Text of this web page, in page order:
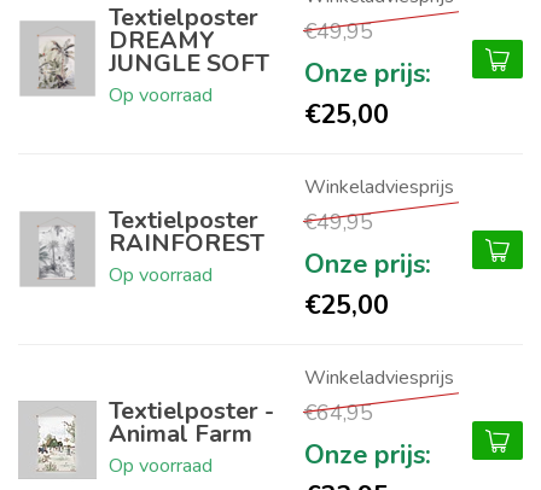
Textielposter
DREAMY
JUNGLE SOFT
Op voorraad
€49,95
€25,00
Textielposter
RAINFOREST
Op voorraad
€49,95
€25,00
Textielposter -
Animal Farm
Op voorraad
€64,95